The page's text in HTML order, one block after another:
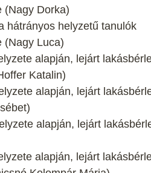
(Nagy Dorka)
hátrányos helyzetű tanulók
(Nagy Luca)
alapján, lejárt
Katalin)
alapján, lejárt
alapján, lejárt
alapján, lejárt